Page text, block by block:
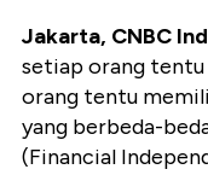
Jakarta, CNBC
setiap orang
orang tentu
yang berbeda-
(Financial